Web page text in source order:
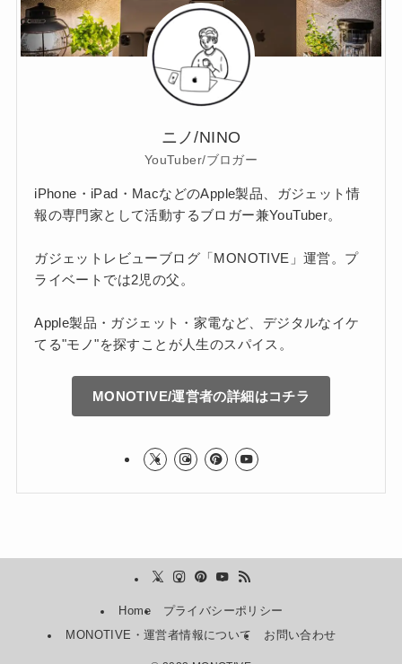
ニノ/NINO
YouTuber/ブロガー
iPhone・iPad・MacなどのApple製品、ガジェット情
報の専門家として活動するブロガー兼YouTuber。
ガジェットレビューブログ「MONOTIVE」運営。プ
ライベートでは2児の父。
Apple製品・ガジェット・家電など、デジタルなイケ
てる"モノ"を探すことが人生のスパイス。
MONOTIVE/運営者の詳細はコチラ
Home
プライバシーポリシー
MONOTIVE・運営者情報について
お問い合わせ